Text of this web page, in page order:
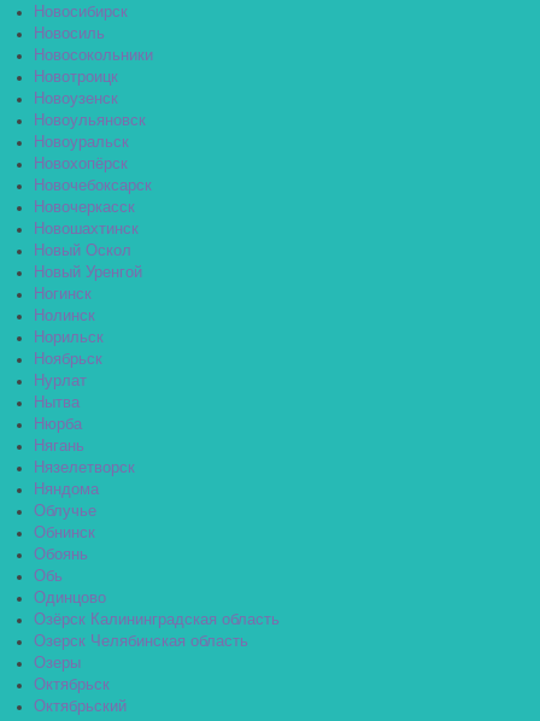
Новосибирск
Новосиль
Новосокольники
Новотроицк
Новоузенск
Новоульяновск
Новоуральск
Новохопёрск
Новочебоксарск
Новочеркасск
Новошахтинск
Новый Оскол
Новый Уренгой
Ногинск
Нолинск
Норильск
Ноябрьск
Нурлат
Нытва
Нюрба
Нягань
Нязелетворск
Няндома
Облучье
Обнинск
Обоянь
Обь
Одинцово
Озёрск Калининградская область
Озерск Челябинская область
Озеры
Октябрьск
Октябрьский